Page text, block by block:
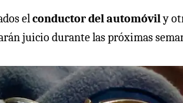
elconductor del automóvily
juicio durante las próximas